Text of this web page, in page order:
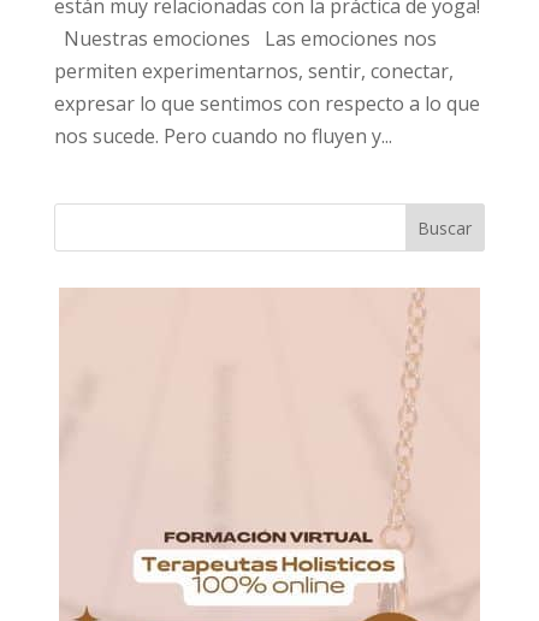
están muy relacionadas con la práctica de yoga!
Nuestras emociones Las emociones nos
permiten experimentarnos, sentir, conectar,
expresar lo que sentimos con respecto a lo que
nos sucede. Pero cuando no fluyen y...